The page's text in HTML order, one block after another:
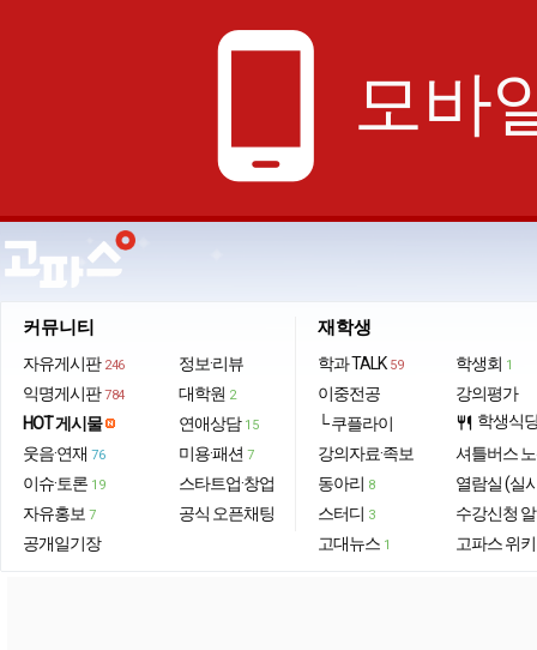
phone_android 모바
커뮤니티
자유게시판 246
익명게시판 784
HOT 게시물
웃음·연재 76
이슈·토론 19
자유홍보 7
공개일기장
정보·리뷰
대학원 2
연애상담 15
미용·패션 7
스타트업·창업
공식 오픈채팅
재학생
학과 TALK 59
이중전공
└ 쿠플라이
강의자료·족보
동아리 8
스터디 3
고대뉴스 1
학생회 1
강의평가
restaurant 학생식
셔틀버스
열람실 (실
수강신청
고파스 위키